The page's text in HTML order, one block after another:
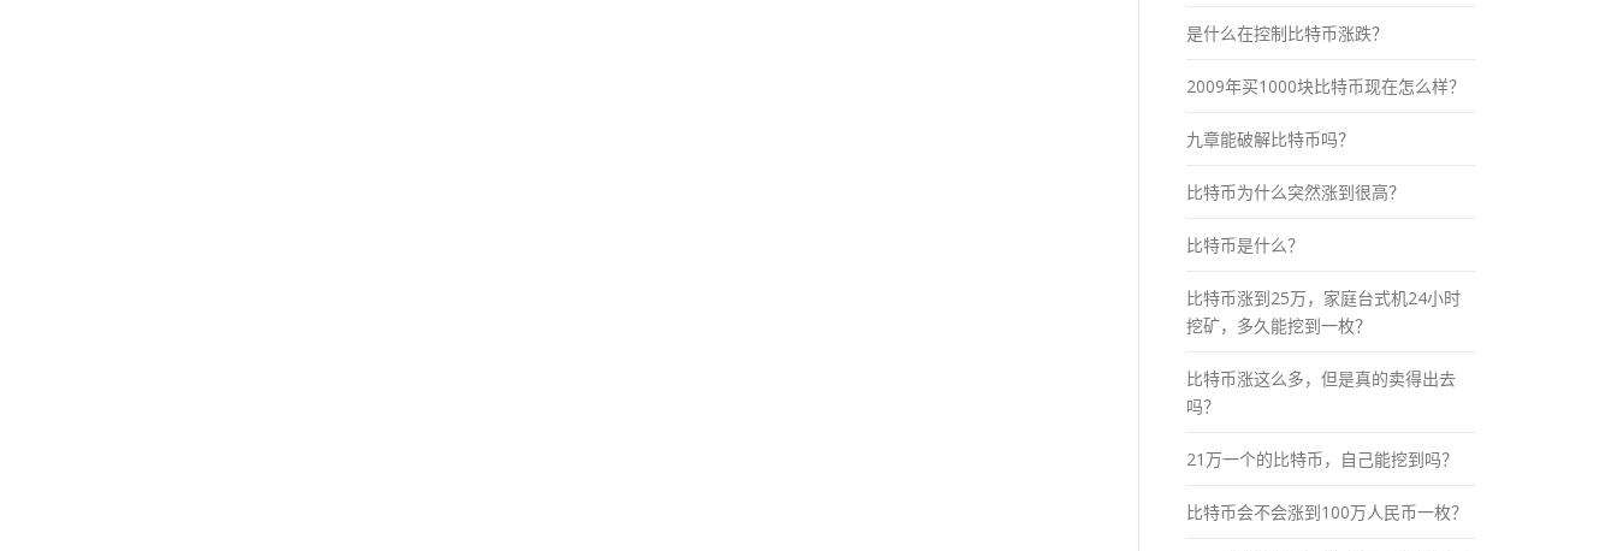
是什么在控制比特币涨跌？
2009年买1000块比特币现在怎么样？
九章能破解比特币吗？
比特币为什么突然涨到很高？
比特币是什么？
比特币涨到25万，家庭台式机24小时
挖矿，多久能挖到一枚？
比特币涨这么多，但是真的卖得出去
吗？
21万一个的比特币，自己能挖到吗？
比特币会不会涨到100万人民币一枚？